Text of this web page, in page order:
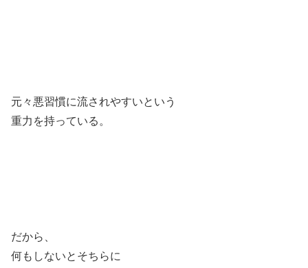
元々悪習慣に流されやすいという
重力を持っている。
だから、
何もしないとそちらに